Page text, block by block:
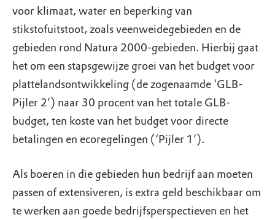
voor klimaat, water en beperking van
stikstofuitstoot, zoals veenweidegebieden en de
gebieden rond Natura 2000-gebieden. Hierbij gaat
het om een stapsgewijze groei van het budget voor
plattelandsontwikkeling (de zogenaamde 'GLB-
Pijler 2’) naar 30 procent van het totale GLB-
budget, ten koste van het budget voor directe
betalingen en ecoregelingen (‘Pijler 1’).
Als boeren in die gebieden hun bedrijf aan moeten
passen of extensiveren, is extra geld beschikbaar om
te werken aan goede bedrijfsperspectieven en het